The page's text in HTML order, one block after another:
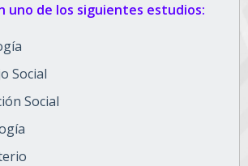
uno de los siguientes estudios:
Social
Social